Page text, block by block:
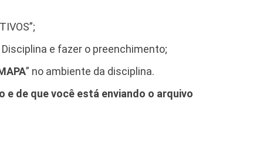
e fazer o preenchimento;
” no ambiente da disciplina.
de que você está enviando o arquivo